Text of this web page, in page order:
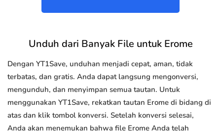
Unduh dari Banyak File untuk Erome
Dengan YT1Save, unduhan menjadi cepat, aman, tidak
terbatas, dan gratis. Anda dapat langsung mengonversi,
mengunduh, dan menyimpan semua tautan. Untuk
menggunakan YT1Save, rekatkan tautan Erome di bidang di
atas dan klik tombol konversi. Setelah konversi selesai,
Anda akan menemukan bahwa file Erome Anda telah